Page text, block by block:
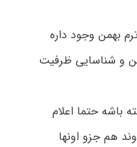
بهمن وجود داره
و شناسایی ظرفیت
باشه حتما اعلام
هم جزو اونها